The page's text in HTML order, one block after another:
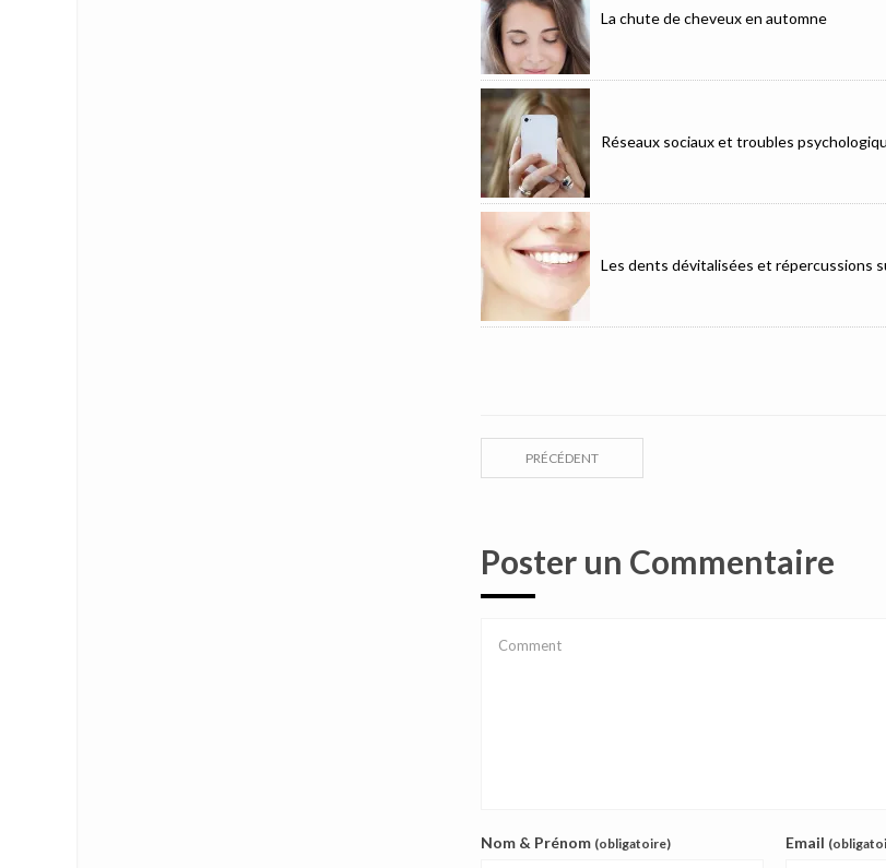
La chute de cheveux en automne
Réseaux sociaux et troubles
Les dents dévitalisées et répercussions
PRÉCÉDENT
Poster un Commentaire
Nom & Prénom (obligatoire) Email